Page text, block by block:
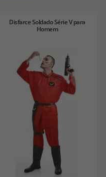
Disfarce Soldado Série V para
Homem